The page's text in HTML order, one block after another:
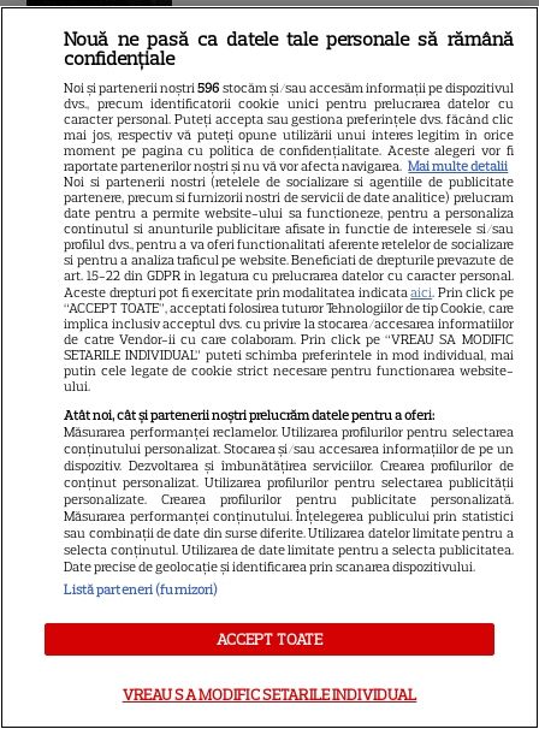
vedea cel mai bine
Câte calorii are pepenele roșu
– beneficii și contraindicații
ALTE ARTICOLE
INTERESANTE
VEDETE STRĂINE
Meryl Streep, gest
impresionant pentru Anne
Hathaway și Emily Blunt la
Nouă ne pasă ca datele tale personale să rămână
confidențiale
Noi și partenerii noștri596 stocăm și/sau accesăm informații pe dispozitivul
dvs., precum identificatorii cookie unici pentru prelucrarea datelor cu
caracter personal. Puteți accepta sau gestiona preferințele dvs. făcând clic
mai jos, respectiv vă puteți opune utilizării unui interes legitim în orice
moment pe pagina cu politica de confidențialitate. Aceste alegeri vor fi
raportate partenerilor noștri și nu vă vor afecta navigarea. Mai multe detalii
Noi si partenerii nostri (retelele de socializare si agentiile de publicitate
partenere, precum si furnizorii nostri de servicii de date analitice) prelucram
date pentru a permite website-ului sa functioneze, pentru a personaliza
continutul si anunturile publicitare afisate in functie de interesele si/sau
profilul dvs., pentru a va oferi functionalitati aferente retelelor de socializare
si pentru a analiza traficul pe website. Beneficiati de drepturile prevazute de
art. 15-22 din GDPR in legatura cu prelucrarea datelor cu caracter personal.
Aceste drepturi pot fi exercitate prin modalitatea indicataaici. Prin click pe
“ACCEPT TOATE”, acceptati folosirea tuturor Tehnologiilor de tip Cookie, care
implica inclusiv acceptul dvs. cu privire la stocarea/accesarea informatiilor
de catre Vendor-ii cu care colaboram. Prin click pe “VREAU SA MODIFIC
SETARILE INDIVIDUAL” puteti schimba preferintele in mod individual, mai
putin cele legate de cookie strict necesare pentru functionarea website-
ului.
Atât noi, cât și partenerii noștri prelucrăm datele pentru a oferi:
Măsurarea performanței reclamelor. Utilizarea profilurilor pentru selectarea
conținutului personalizat. Stocarea și/sau accesarea informațiilor de pe un
dispozitiv. Dezvoltarea și îmbunătățirea serviciilor. Crearea profilurilor de
conținut personalizat. Utilizarea profilurilor pentru selectarea publicității
personalizate. Crearea profilurilor pentru publicitate personalizată.
Măsurarea performanței conținutului. Înțelegerea publicului prin statistici
sau combinații de date din surse diferite. Utilizarea datelor limitate pentru a
selecta conținutul. Utilizarea de date limitate pentru a selecta publicitatea.
Date precise de geolocație și identificarea prin scanarea dispozitivului.
Listă parteneri (furnizori)
ACCEPT TOATE
VREAU SA MODIFIC SETARILE INDIVIDUAL